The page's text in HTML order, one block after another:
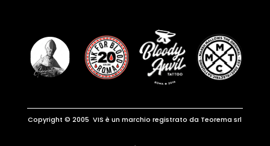
Copyright © 2005 VIS è un marchio registrato da Teorema srl